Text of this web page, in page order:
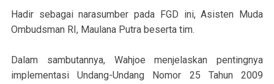
Hadir sebagai narasumber pada FGD ini, Asisten Muda
Ombudsman RI, Maulana Putra beserta tim.
Dalam sambutannya, Wahjoe menjelaskan pentingnya
implementasi Undang-Undang Nomor 25 Tahun 2009